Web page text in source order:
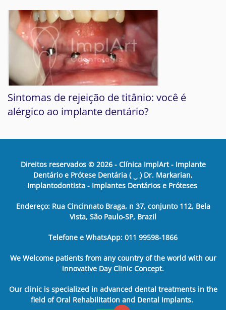
Sintomas de rejeição de titânio: você é
alérgico ao implante dentário?
Direitos reservados © 2026- Clínica ImplArt - Implante
Dentário e Prótese Dentária ( ‿ ) Dr. Markarian,
Implantodontista - Implantes Dentários e Próteses
Endereço: Rua Cincinnato Braga, n 37, conjunto 112, Bela
Vista, São Paulo-SP, Brazil
Telefone e WhatsApp: 011 99598-1866
We Welcome patients from any country of the world with our
innovative Day Clinic Concept.
Our clinic is specialized in advanced dental treatments in the
field of Oral Rehabilitation and Dental Implants.